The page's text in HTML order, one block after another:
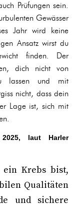
Prüfungen sein.
Gewässer
Jahr wird keine
Ansatz wirst du
finden. Der
dich nicht von
lassen und mit
nicht, dass dein
Lage ist, sich mit
2025, laut Harler
ein Krebs bist,
Qualitäten
und sichere